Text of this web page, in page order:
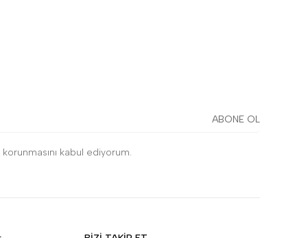
ABONE OL
korunmasını kabul ediyorum.